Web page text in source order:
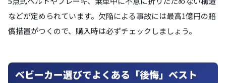
などが定められています。欠陥による事故には最高1億円の賠
償措置がつくので、購入時は必ずチェックしましょう。
ベビーカー選びでよくある「後悔」ベスト